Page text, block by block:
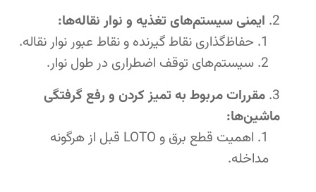
ایمنی سیستم‌های تغذیه و نوار نقاله‌ها:
حفاظ‌گذاری نقاط گیرنده و نقاط عبور نوار نقاله.
سیستم‌های توقف اضطراری در طول نوار.
مقررات مربوط به تمیز کردن و رفع گرفتگی
ماشین‌ها:
اهمیت قطع برق و LOTO قبل از هرگونه
مداخله.